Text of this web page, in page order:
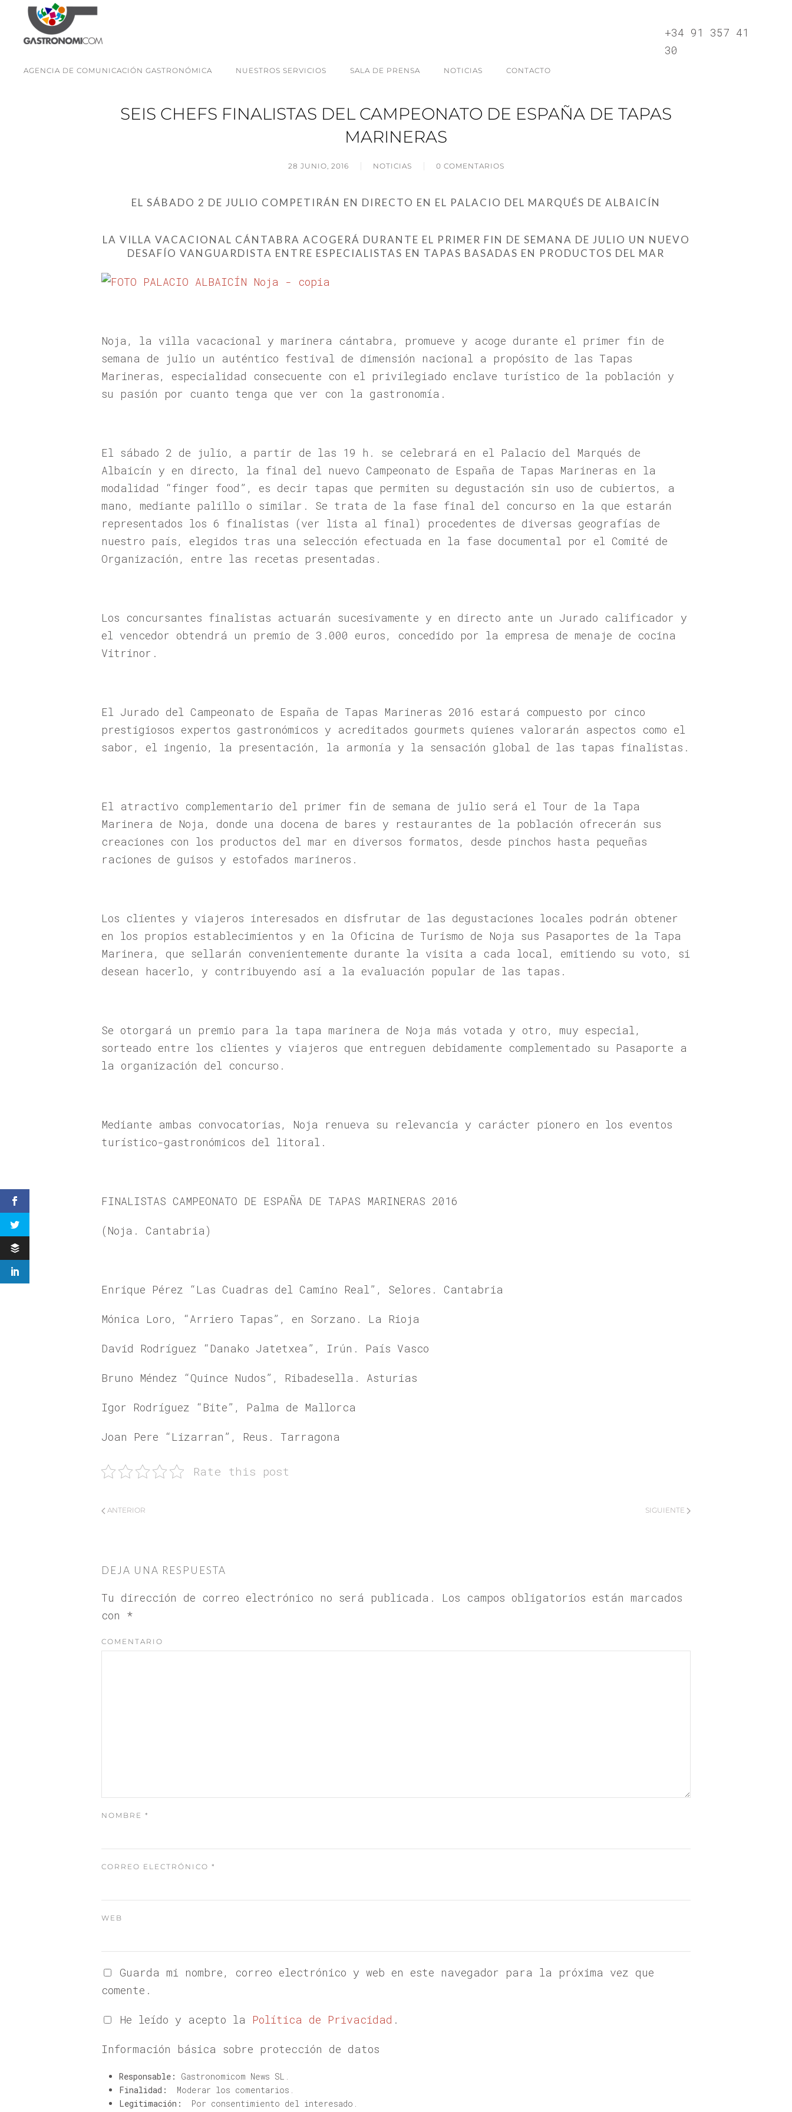
AGENCIA DE COMUNICACIÓN GASTRONÓMICA NUESTROS SERVICIOS SALA DE PRENSA NOTICIAS CONTACTO
+34 91 357 41
30
SEIS CHEFS FINALISTAS DEL CAMPEONATO DE ESPAÑA DE TAPAS
MARINERAS
28 JUNIO, 2016 NOTICIAS 0 COMENTARIOS
EL SÁBADO 2 DE JULIO COMPETIRÁN EN DIRECTO EN EL PALACIO DEL MARQUÉS DE ALBAICÍN
LA VILLA VACACIONAL CÁNTABRA ACOGERÁ DURANTE EL PRIMER FIN DE SEMANA DE JULIO UN NUEVO
DESAFÍO VANGUARDISTA ENTRE ESPECIALISTAS EN TAPAS BASADAS EN PRODUCTOS DEL MAR
Noja, la villa vacacional y marinera cántabra, promueve y acoge durante el primer fin de
semana de julio un auténtico festival de dimensión nacional a propósito de las Tapas
Marineras, especialidad consecuente con el privilegiado enclave turístico de la población y
su pasión por cuanto tenga que ver con la gastronomía.
El sábado 2 de julio, a partir de las 19 h. se celebrará en el Palacio del Marqués de
Albaicín y en directo, la final del nuevo Campeonato de España de Tapas Marineras en la
modalidad “finger food”, es decir tapas que permiten su degustación sin uso de cubiertos, a
mano, mediante palillo o similar. Se trata de la fase final del concurso en la que estarán
representados los 6 finalistas (ver lista al final) procedentes de diversas geografías de
nuestro país, elegidos tras una selección efectuada en la fase documental por el Comité de
Organización, entre las recetas presentadas.
Los concursantes finalistas actuarán sucesivamente y en directo ante un Jurado calificador y
el vencedor obtendrá un premio de 3.000 euros, concedido por la empresa de menaje de cocina
Vitrinor.
El Jurado del Campeonato de España de Tapas Marineras 2016 estará compuesto por cinco
prestigiosos expertos gastronómicos y acreditados gourmets quienes valorarán aspectos como el
sabor, el ingenio, la presentación, la armonía y la sensación global de las tapas finalistas.
El atractivo complementario del primer fin de semana de julio será el Tour de la Tapa
Marinera de Noja, donde una docena de bares y restaurantes de la población ofrecerán sus
creaciones con los productos del mar en diversos formatos, desde pinchos hasta pequeñas
raciones de guisos y estofados marineros.
Los clientes y viajeros interesados en disfrutar de las degustaciones locales podrán obtener
en los propios establecimientos y en la Oficina de Turismo de Noja sus Pasaportes de la Tapa
Marinera, que sellarán convenientemente durante la visita a cada local, emitiendo su voto, si
desean hacerlo, y contribuyendo así a la evaluación popular de las tapas.
Se otorgará un premio para la tapa marinera de Noja más votada y otro, muy especial,
sorteado entre los clientes y viajeros que entreguen debidamente complementado su Pasaporte a
la organización del concurso.
Mediante ambas convocatorias, Noja renueva su relevancia y carácter pionero en los eventos
turístico-gastronómicos del litoral.
FINALISTAS CAMPEONATO DE ESPAÑA DE TAPAS MARINERAS 2016
(Noja. Cantabria)
Enrique Pérez “Las Cuadras del Camino Real”, Selores. Cantabria
Mónica Loro, “Arriero Tapas”, en Sorzano. La Rioja
David Rodríguez “Danako Jatetxea”, Irún. País Vasco
Bruno Méndez “Quince Nudos”, Ribadesella. Asturias
Igor Rodríguez “Bite”, Palma de Mallorca
Joan Pere “Lizarran”, Reus. Tarragona
Rate this post
ANTERIOR SIGUIENTE
DEJA UNA RESPUESTA
Tu dirección de correo electrónico no será publicada. Los campos obligatorios están marcados
con *
COMENTARIO
NOMBRE *
CORREO ELECTRÓNICO *
WEB
Guarda mi nombre, correo electrónico y web en este navegador para la próxima vez que
comente.
He leído y acepto la Política de Privacidad .
Información básica sobre protección de datos
Responsable:
Gastronomicom News SL.
Finalidad:
Moderar los comentarios.
Legitimación:
Por consentimiento del interesado.